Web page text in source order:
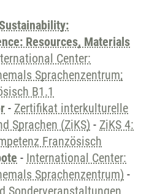
Resources, Materials
Center:
Sprachenzentrum;
B1.1
- Zertifikat interkulturelle
Sprachen (ZiKS) - ZiKS 4:
Französisch
- International Center:
Sprachenzentrum) -
Sonderveranstaltungen